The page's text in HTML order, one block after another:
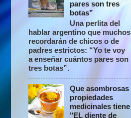
pares son tres
botas”
Una perlita del
hablar argentino que muchos
recordarán de chicos o de
padres estrictos: “Yo te voy
a enseñar cuántos pares son
tres botas”.
Que asombrosas
propiedades
medicinales tiene
"EL diente de